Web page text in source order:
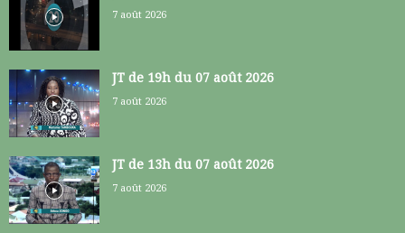
7 août 2026
JT de 19h du 07 août 2026
7 août 2026
JT de 13h du 07 août 2026
7 août 2026